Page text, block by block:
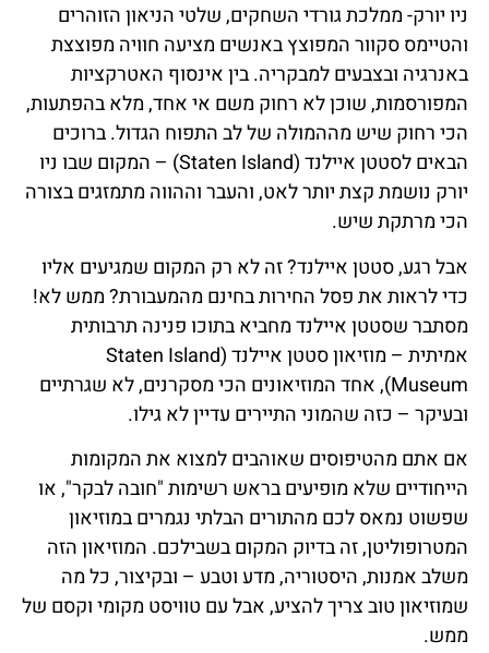
ניו יורק- ממלכת גורדי השחקים, שלטי הניאון הזוהרים
והטיימס סקוור המפוצץ באנשים מציעה חוויה מפוצצת
באנרגיה ובצבעים למבקריה. בין אינסוף האטרקציות
המפורסמות, שוכן לא רחוק משם אי אחד, מלא בהפתעות,
הכי רחוק שיש מההמולה של לב התפוח הגדול. ברוכים
הבאים לסטטן איילנד (Staten Island) – המקום שבו ניו
יורק נושמת קצת יותר לאט, והעבר וההווה מתמזגים בצורה
הכי מרתקת שיש.
אבל רגע, סטטן איילנד? זה לא רק המקום שמגיעים אליו
כדי לראות את פסל החירות בחינם מהמעבורת? ממש לא!
מסתבר שסטטן איילנד מחביא בתוכו פנינה תרבותית
אמיתית – מוזיאון סטטן איילנד (Staten Island
Museum), אחד המוזיאונים הכי מסקרנים, לא שגרתיים
ובעיקר – כזה שהמוני התיירים עדיין לא גילו.
אם אתם מהטיפוסים שאוהבים למצוא את המקומות
הייחודיים שלא מופיעים בראש רשימות "חובה לבקר", או
שפשוט נמאס לכם מהתורים הבלתי נגמרים במוזיאון
המטרופוליטן, זה בדיוק המקום בשבילכם. המוזיאון הזה
משלב אמנות, היסטוריה, מדע וטבע – ובקיצור, כל מה
שמוזיאון טוב צריך להציע, אבל עם טוויסט מקומי וקסם של
ממש.